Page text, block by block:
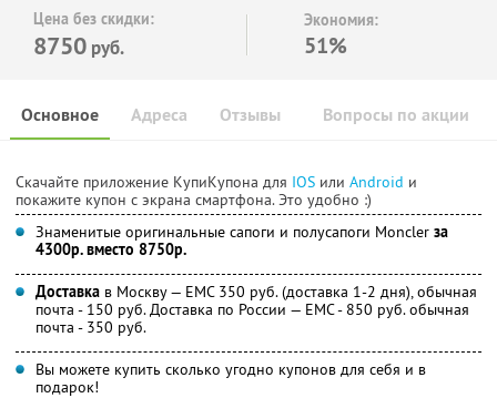
Цена без скидки:
8750 руб.
Экономия:
51%
Основное Отзывы Вопросы по акции
Адреса
Скачайте приложение КупиКупона для IOS или Android и
покажите купон с экрана смартфона. Это удобно :)
Знаменитые оригинальные сапоги и полусапоги Moncler за
4300р. вместо 8750р.
Доставка в Москву — ЕМС 350 руб. (доставка 1-2 дня), обычная
почта - 150 руб. Доставка по России — ЕМС - 850 руб. обычная
почта - 350 руб.
Вы можете купить сколько угодно купонов для себя и в
подарок!